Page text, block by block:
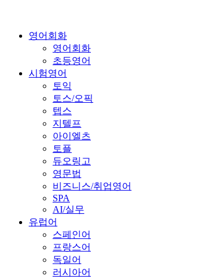
영어회화
영어회화
초등영어
시험영어
토익
토스/오픽
텝스
지텔프
아이엘츠
토플
듀오링고
영문법
비즈니스/취업영어
SPA
AI/실무
유럽어
스페인어
프랑스어
독일어
러시아어